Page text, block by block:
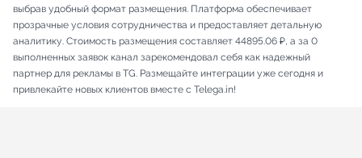
выбрав удобный формат размещения. Платформа обеспечивает
прозрачные условия сотрудничества и предоставляет детальную
аналитику. Стоимость размещения составляет 44895.06 ₽, а за 0
выполненных заявок канал зарекомендовал себя как надежный
партнер для рекламы в TG. Размещайте интеграции уже сегодня и
привлекайте новых клиентов вместе с Telega.in!